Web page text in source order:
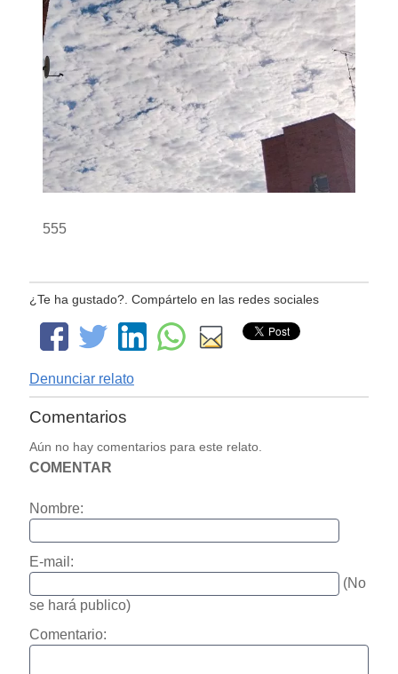
555
¿Te ha gustado?. Compártelo en las redes sociales
Denunciar relato
Comentarios
Aún no hay comentarios para este relato.
COMENTAR
Nombre:
E-mail:
(No
se hará publico)
Comentario: